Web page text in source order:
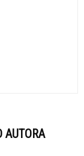
AUTORA